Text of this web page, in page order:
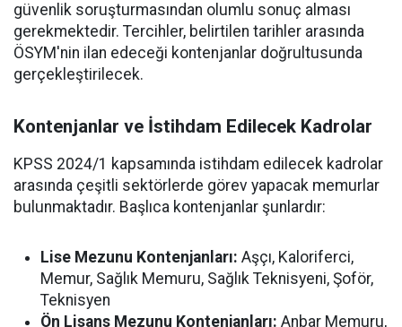
güvenlik soruşturmasından olumlu sonuç alması
gerekmektedir. Tercihler, belirtilen tarihler arasında
ÖSYM'nin ilan edeceği kontenjanlar doğrultusunda
gerçekleştirilecek.
Kontenjanlar ve İstihdam Edilecek Kadrolar
KPSS 2024/1 kapsamında istihdam edilecek kadrolar
arasında çeşitli sektörlerde görev yapacak memurlar
bulunmaktadır. Başlıca kontenjanlar şunlardır:
Lise Mezunu Kontenjanları: Aşçı, Kaloriferci,
Memur, Sağlık Memuru, Sağlık Teknisyeni, Şoför,
Teknisyen
Ön Lisans Mezunu Kontenjanları: Anbar Memuru,